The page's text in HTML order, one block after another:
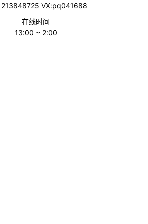
‹‹ 1 ››
VX:pq041688
在线时间
13:00 ~ 2:00